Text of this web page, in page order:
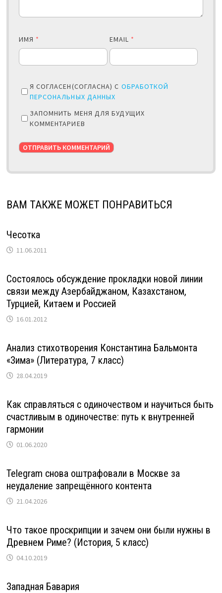
ИМЯ * EMAIL *
Я СОГЛАСЕН(СОГЛАСНА) С ОБРАБОТКОЙ
ПЕРСОНАЛЬНЫХ ДАННЫХ
ЗАПОМНИТЬ МЕНЯ ДЛЯ БУДУЩИХ
КОММЕНТАРИЕВ
ВАМ ТАКЖЕ МОЖЕТ ПОНРАВИТЬСЯ
Чесотка
11.06.2011
Состоялось обсуждение прокладки новой линии
связи между Азербайджаном, Казахстаном,
Турцией, Китаем и Россией
16.01.2012
Анализ стихотворения Константина Бальмонта
«Зима» (Литература, 7 класс)
28.04.2019
Как справляться с одиночеством и научиться быть
счастливым в одиночестве: путь к внутренней
гармонии
01.06.2020
Telegram снова оштрафовали в Москве за
неудаление запрещённого контента
21.04.2026
Что такое проскрипции и зачем они были нужны в
Древнем Риме? (История, 5 класс)
04.10.2019
Западная Бавария